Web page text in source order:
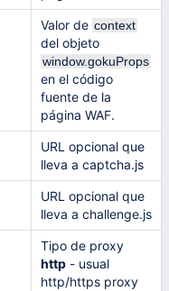
Valor de context
del objeto
window.gokuProps
en el código
fuente de la
página WAF.
URL opcional que
lleva a captcha.js
URL opcional que
lleva a challenge.js
Tipo de proxy
http - usual
http/https proxy